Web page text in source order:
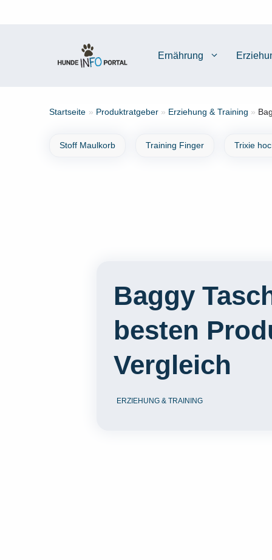
Ernährung
Startseite » Produktratgeber » Erziehung & Training »
Stoff Maulkorb Training Finger Trixie
Baggy
besten
Vergleich
ERZIEHUNG & TRAINING